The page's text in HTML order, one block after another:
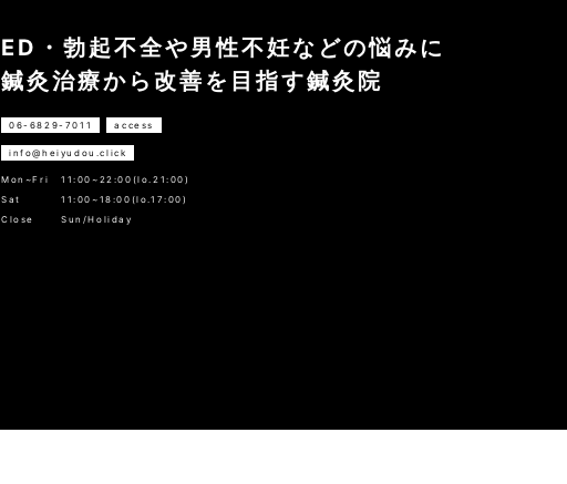
ED・勃起不全や男性不妊などの悩みに
鍼灸治療から改善を目指す鍼灸院
06-6829-7011 access
info@heiyudou.click
Mon~Fri
11:00~22:00(lo.21:00)
Sat
11:00~18:00(lo.17:00)
Close
Sun/Holiday